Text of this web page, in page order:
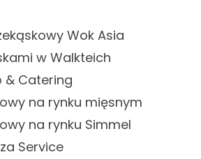
Wok Asia
w Walkteich
& Catering
na rynku mięsnym
na rynku Simmel
Service